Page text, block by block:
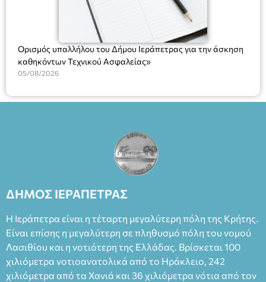
Ορισμός υπαλλήλου του Δήμου Ιεράπετρας για την άσκηση
καθηκόντων Τεχνικού Ασφαλείας»
05/08/2026
ΔΗΜΟΣ ΙΕΡΑΠΕΤΡΑΣ
Η Ιεράπετρα είναι η τέταρτη μεγαλύτερη πόλη της Κρήτης.
Είναι επίσης η μεγαλύτερη σε πληθυσμό πόλη του νομού
Λασιθίου και η νοτιότερη της Ελλάδας. Βρίσκεται 100
χιλιόμετρα νοτιοανατολικά από το Ηράκλειο, 242
χιλιόμετρα από τα Χανιά και 36 χιλιόμετρα νότια από τον